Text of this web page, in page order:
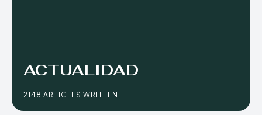
ACTUALIDAD
2148 ARTICLES WRITTEN